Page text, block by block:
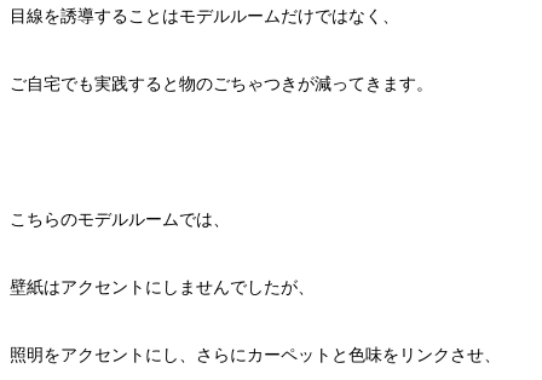
目線を誘導することはモデルルームだけではなく、
ご自宅でも実践すると物のごちゃつきが減ってきます。
こちらのモデルルームでは、
壁紙はアクセントにしませんでしたが、
照明をアクセントにし、さらにカーペットと色味をリンクさせ、